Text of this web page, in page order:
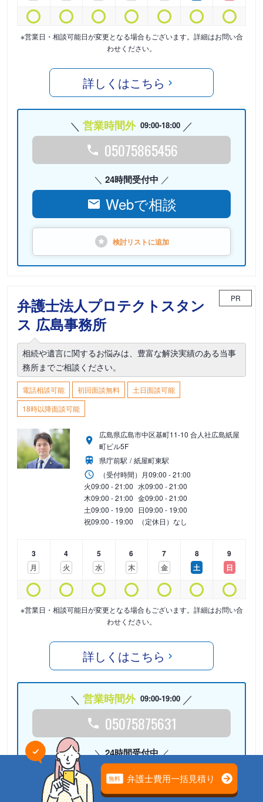
※営業日・相談可能日が変更となる場合もございます。詳細はお問い合
わせください。
詳しくはこちら
営業時間外 09:00-18:00
05075865456
24時間受付中
Webで相談
検討リストに追加
弁護士法人プロテクトスタン
ス 広島事務所
PR
相続や遺言に関するお悩みは、豊富な解決実績のある当事
務所までご相談ください。
電話相談可能 初回面談無料
土日面談可能
18時以降面談可能
広島県広島市中区基町11-10 合人社広島紙屋
町ビル5F
県庁前駅
紙屋町東駅
（受付時間） 月09:00 - 21:00
火09:00 - 21:00 水09:00 - 21:00
木09:00 - 21:00 金09:00 - 21:00
土09:00 - 19:00 日09:00 - 19:00
祝09:00 - 19:00 （定休日）なし
3
月
4
火
5
水
6
木
7
金
8
土
9
日
※営業日・相談可能日が変更となる場合もございます。詳細はお問い合
わせください。
詳しくはこちら
営業時間外 09:00-19:00
05075875631
24時間受付中
Webで相談